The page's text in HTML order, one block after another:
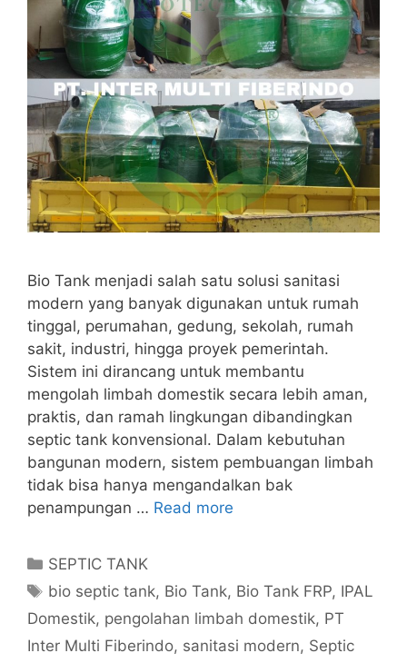
Bio Tank menjadi salah satu solusi sanitasi
modern yang banyak digunakan untuk rumah
tinggal, perumahan, gedung, sekolah, rumah
sakit, industri, hingga proyek pemerintah.
Sistem ini dirancang untuk membantu
mengolah limbah domestik secara lebih aman,
praktis, dan ramah lingkungan dibandingkan
septic tank konvensional. Dalam kebutuhan
bangunan modern, sistem pembuangan limbah
tidak bisa hanya mengandalkan bak
penampungan … Read more
Categories
SEPTIC TANK
Tags
bio septic tank, Bio Tank, Bio Tank FRP, IPAL
Domestik, pengolahan limbah domestik, PT
Inter Multi Fiberindo, sanitasi modern, Septic